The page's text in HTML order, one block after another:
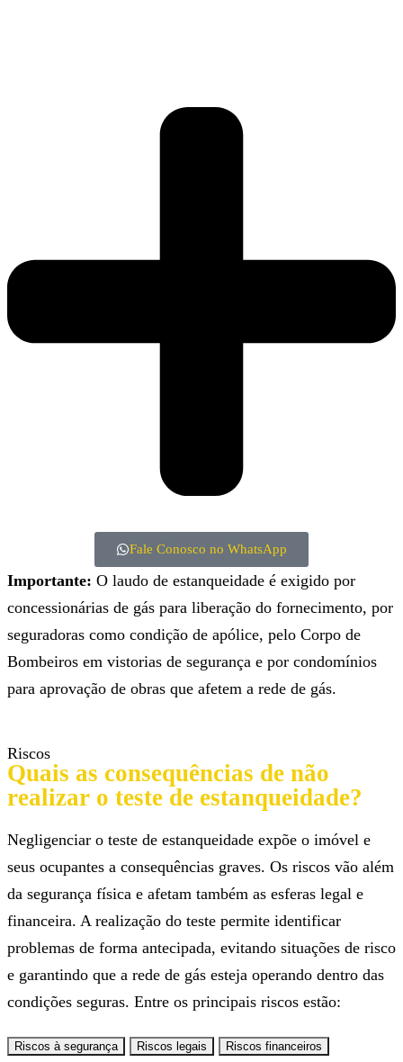
Fale Conosco no WhatsApp
Importante: O laudo de estanqueidade é exigido por
concessionárias de gás para liberação do fornecimento, por
seguradoras como condição de apólice, pelo Corpo de
Bombeiros em vistorias de segurança e por condomínios
para aprovação de obras que afetem a rede de gás.
Riscos
Quais as consequências de não
realizar o teste de estanqueidade?
Negligenciar o teste de estanqueidade expõe o imóvel e
seus ocupantes a consequências graves. Os riscos vão além
da segurança física e afetam também as esferas legal e
financeira. A realização do teste permite identificar
problemas de forma antecipada, evitando situações de risco
e garantindo que a rede de gás esteja operando dentro das
condições seguras. Entre os principais riscos estão:
Riscos à segurança Riscos legais
Riscos financeiros